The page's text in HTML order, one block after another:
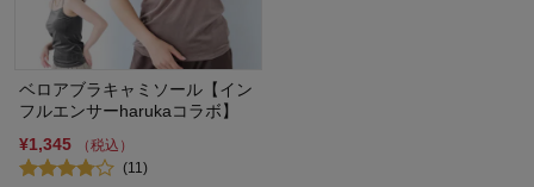
ベロアブラキャミソール【イン
フルエンサーharukaコラボ】
¥1,345
（税込）
(11)